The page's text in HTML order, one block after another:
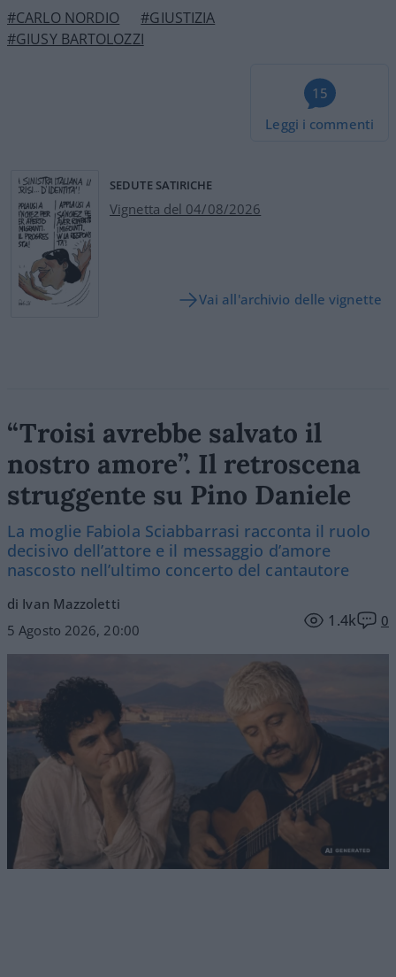
#CARLO NORDIO
#GIUSTIZIA
#GIUSY BARTOLOZZI
15
Leggi i commenti
SEDUTE SATIRICHE
Vignetta del 04/08/2026
Vai all'archivio delle vignette
“Troisi avrebbe salvato il
nostro amore”. Il retroscena
struggente su Pino Daniele
La moglie Fabiola Sciabbarrasi racconta il ruolo
decisivo dell’attore e il messaggio d’amore
nascosto nell’ultimo concerto del cantautore
di Ivan Mazzoletti
5 Agosto 2026, 20:00
1.4k 0